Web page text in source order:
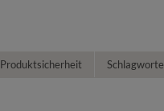
Produktsicherheit Schlagworte